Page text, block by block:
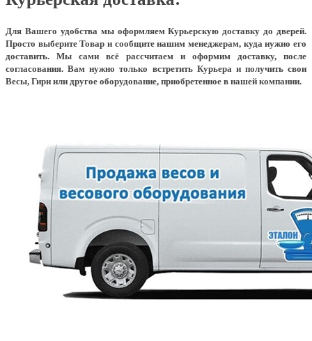
Для Вашего удобства мы оформляем Курьерскую доставку до дверей.
Просто выберите Товар и сообщите нашим менеджерам, куда нужно его
доставить. Мы сами всё рассчитаем и оформим доставку, после
согласования. Вам нужно только встретить Курьера и получить свои
Весы, Гири или другое оборудование, приобретенное в нашей компании.